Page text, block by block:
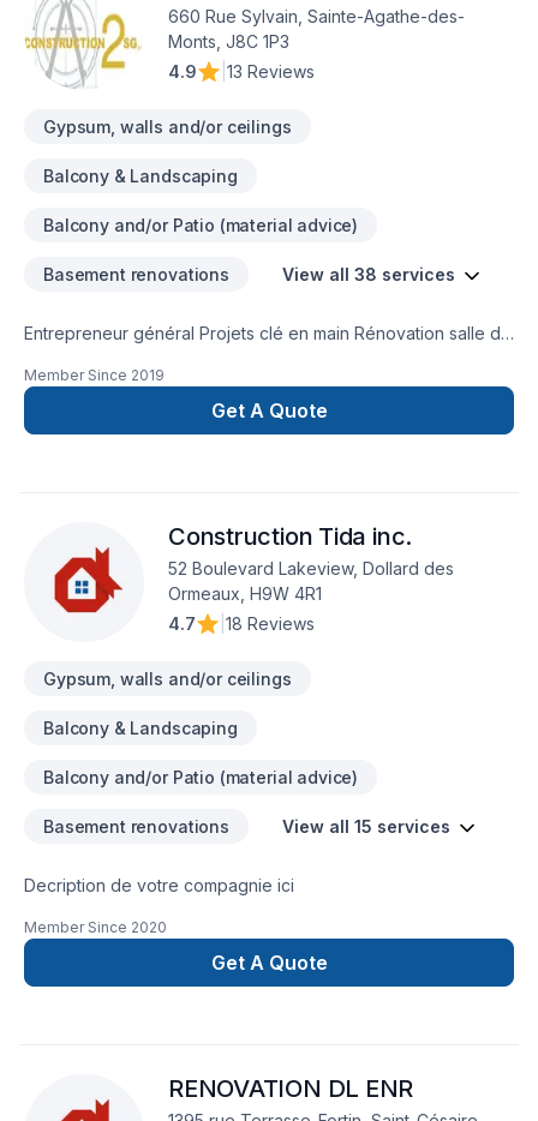
660 Rue Sylvain, Sainte-Agathe-des-
Monts, J8C 1P3
4.9
13 Reviews
Gypsum, walls and/or ceilings
Balcony & Landscaping
Balcony and/or Patio (material advice)
Basement renovations View all 38 services
Entrepreneur général Projets clé en main Rénovation salle de
et une en Estrie pour mieux vous servir
Member Since 2019
Get A Quote
Construction Tida inc.
52 Boulevard Lakeview, Dollard des
Ormeaux, H9W 4R1
4.7
18 Reviews
Gypsum, walls and/or ceilings
Balcony & Landscaping
Balcony and/or Patio (material advice)
Basement renovations View all 15 services
Decription de votre compagnie ici
Member Since 2020
Get A Quote
RENOVATION DL ENR